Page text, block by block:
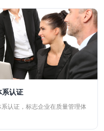
系认证
认证，标志企业在质量管理体